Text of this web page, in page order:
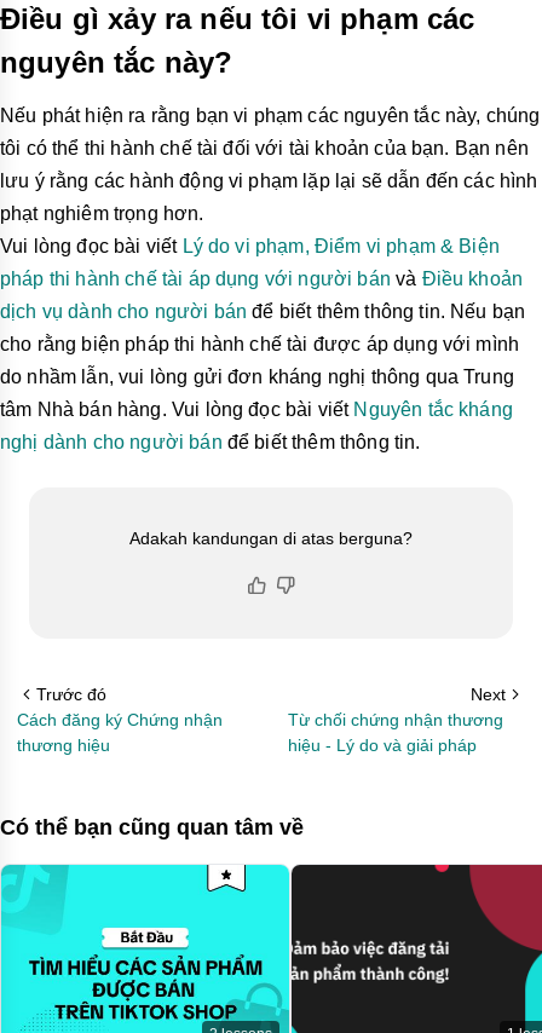
Điều gì xảy ra nếu tôi vi phạm các
nguyên tắc này?
Nếu phát hiện ra rằng bạn vi phạm các nguyên tắc này, chúng
tôi có thể thi hành chế tài đối với tài khoản của bạn. Bạn nên
lưu ý rằng các hành động vi phạm lặp lại sẽ dẫn đến các hình
phạt nghiêm trọng hơn.
Vui lòng đọc bài viết Lý do vi phạm, Điểm vi phạm & Biện
pháp thi hành chế tài áp dụng với người bán và Điều khoản
dịch vụ dành cho người bán để biết thêm thông tin. Nếu bạn
cho rằng biện pháp thi hành chế tài được áp dụng với mình
do nhầm lẫn, vui lòng gửi đơn kháng nghị thông qua Trung
tâm Nhà bán hàng. Vui lòng đọc bài viết Nguyên tắc kháng
nghị dành cho người bán để biết thêm thông tin.
Adakah kandungan di atas berguna?
Trước đó
Cách đăng ký Chứng nhận
thương hiệu
Next
Từ chối chứng nhận thương
hiệu - Lý do và giải pháp
Có thể bạn cũng quan tâm về